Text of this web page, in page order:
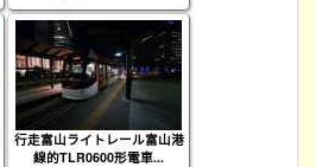
行走富山ライトレール富山港
線的TLR0600形電車...